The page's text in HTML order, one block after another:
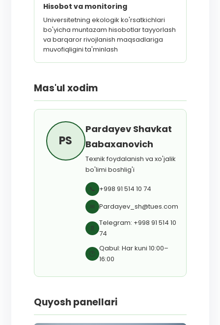
Hisobot va monitoring
Universitetning ekologik ko'rsatkichlari
bo'yicha muntazam hisobotlar tayyorlash
va barqaror rivojlanish maqsadlariga
muvofiqligini ta'minlash
Mas'ul xodim
PS
Pardayev Shavkat
Babaxanovich
Texnik foydalanish va xo'jalik
bo'limi boshlig'i
📞 +998 91 514 10 74
✉ Pardayev_sh@tues.com
📄
Telegram: +998 91 514 10
74
🕐
Qabul: Har kuni 10:00–
16:00
Quyosh panellari